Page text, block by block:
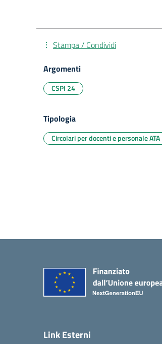
Stampa / Condividi
Argomenti
CSPI 24
Tipologia
Circolari per docenti e personale ATA
Link Esterni